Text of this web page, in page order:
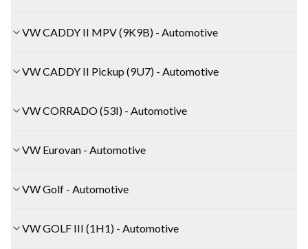
VW CADDY II MPV (9K9B) - Automotive
VW CADDY II Pickup (9U7) - Automotive
VW CORRADO (53I) - Automotive
VW Eurovan - Automotive
VW Golf - Automotive
VW GOLF III (1H1) - Automotive